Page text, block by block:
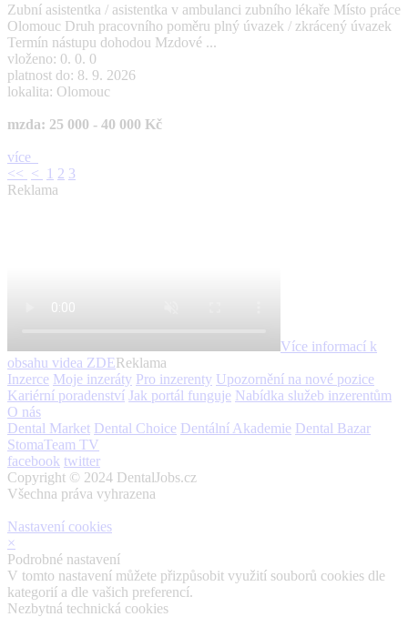
Zubní asistentka / asistentka v ambulanci zubního lékaře Místo práce
Olomouc Druh pracovního poměru plný úvazek / zkrácený úvazek
Termín nástupu dohodou Mzdové ...
vloženo: 0. 0. 0
platnost do: 8. 9. 2026
lokalita: Olomouc
mzda: 25 000 - 40 000 Kč
více
<< < 1 2 3
Reklama
Více informací k
obsahu videa ZDEReklama
Inzerce Moje inzeráty Pro inzerenty Upozornění na nové pozice
Kariérní poradenství Jak portál funguje Nabídka služeb inzerentům
O nás
Dental Market Dental Choice Dentální Akademie Dental Bazar
StomaTeam TV
facebook twitter
Copyright © 2024 DentalJobs.cz
Všechna práva vyhrazena
Nastavení cookies
×
Podrobné nastavení
V tomto nastavení můžete přizpůsobit využití souborů cookies dle
kategorií a dle vašich preferencí.
Nezbytná technická cookies